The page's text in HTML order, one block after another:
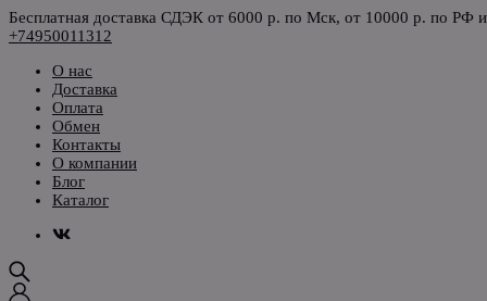
Бесплатная доставка СДЭК от 6000 р. по Мск, от 10000 р. по РФ
+74950011312
О нас
Доставка
Оплата
Обмен
Контакты
О компании
Блог
Каталог